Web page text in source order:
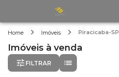
Home Imóveis Piracicaba-SP
Imóveis à venda
FILTRAR